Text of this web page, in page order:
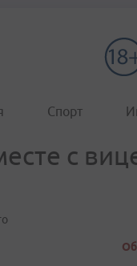
Спорт
с